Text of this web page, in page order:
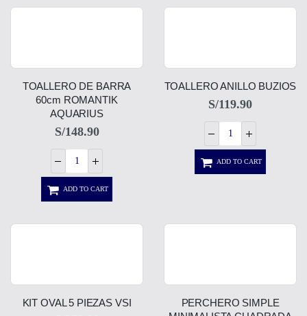
TOALLERO DE BARRA
60cm ROMANTIK
AQUARIUS
S/148.90
ADD TO CART
TOALLERO ANILLO BUZIOS
S/119.90
ADD TO CART
KIT OVAL 5 PIEZAS VSI
PERCHERO SIMPLE